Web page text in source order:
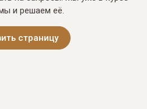
и решаем её.
страницу